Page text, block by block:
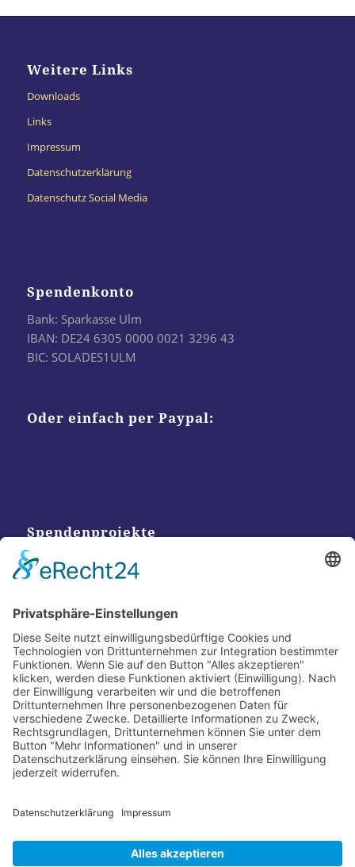
Weitere Links
Downloads
Links
Impressum
Datenschutzerklärung
Datenschutz Social Media
Spendenkonto
Bank: Sparkasse Ulm
IBAN: DE24 6305 0000 0021 3296 43
BIC: SOLADES1ULM
Oder einfach per Paypal:
Spendenprojekte
Kontakt
Postanschrift
Traumkatzen e.V.
89231 Neu-Ulm